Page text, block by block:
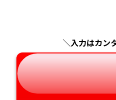
神
長野
岐
静
兵庫
奈
和歌
広
山
徳
長
熊
大
＼入力はカン